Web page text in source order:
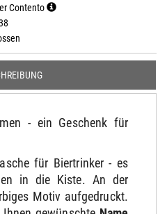
Contento
- ein Geschenk für
für Biertrinker - es
in die Kiste. An der
Motiv aufgedruckt.